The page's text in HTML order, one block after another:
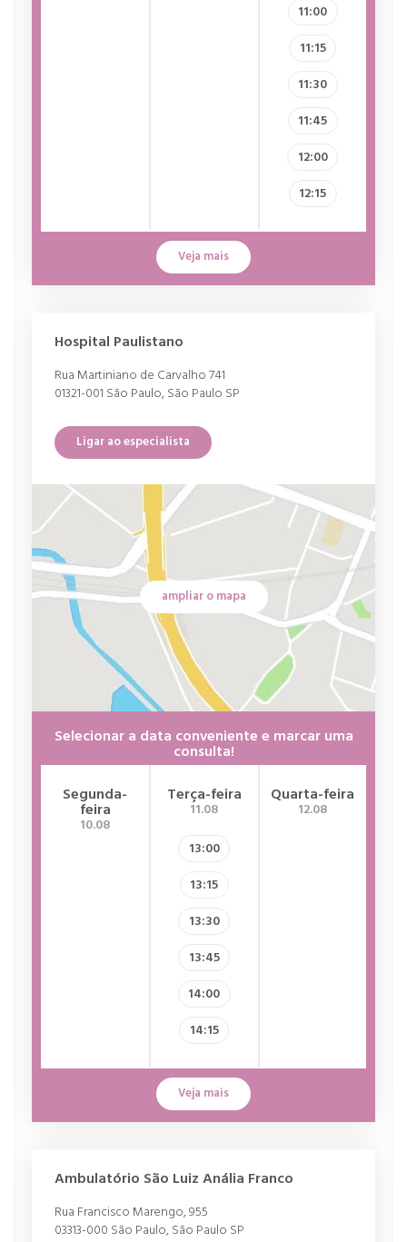
11:00
11:15
11:30
11:45
12:00
12:15
Veja mais
Hospital Paulistano
Rua Martiniano de Carvalho 741
01321-001 São Paulo, São Paulo SP
Ligar ao especialista
ampliar o mapa
Selecionar a data conveniente e marcar uma
consulta!
Segunda-
feira
10.08
Terça-feira
11.08
13:00
13:15
13:30
13:45
14:00
14:15
Quarta-feira
12.08
Veja mais
Ambulatório São Luiz Anália Franco
Rua Francisco Marengo, 955
03313-000 São Paulo, São Paulo SP